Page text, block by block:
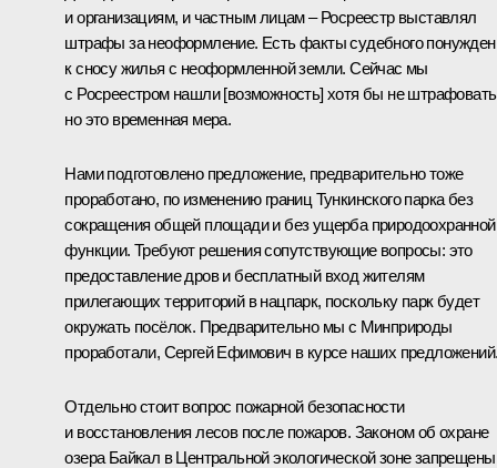
и организациям, и частным лицам – Росреестр выставлял
штрафы за неоформление. Есть факты судебного
к сносу жилья с неоформленной земли. Сейчас мы
с Росреестром нашли [возможность] хотя бы не
но это временная мера.
Нами подготовлено предложение, предварительно тоже
проработано, по изменению границ Тункинского парка без
сокращения общей площади и без ущерба природоохранной
функции. Требуют решения сопутствующие вопросы: это
предоставление дров и бесплатный вход жителям
прилегающих территорий в нацпарк, поскольку парк будет
окружать посёлок. Предварительно мы с Минприроды
проработали, Сергей Ефимович в курсе наших
Отдельно стоит вопрос пожарной безопасности
и восстановления лесов после пожаров. Законом об охране
озера Байкал в Центральной экологической зоне запрещены